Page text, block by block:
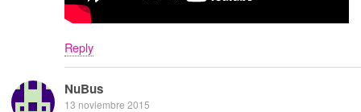
Reply
NuBus
13 noviembre 2015